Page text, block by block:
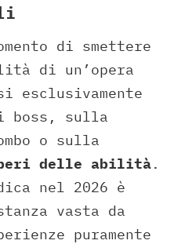
di smettere
di un’opera
esclusivamente
sulla
o sulla
delle abilità.
nel 2026 è
vasta da
puramente